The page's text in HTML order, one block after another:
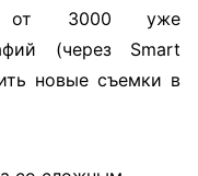
от 3000 уже
(через Smart
новые съемки в